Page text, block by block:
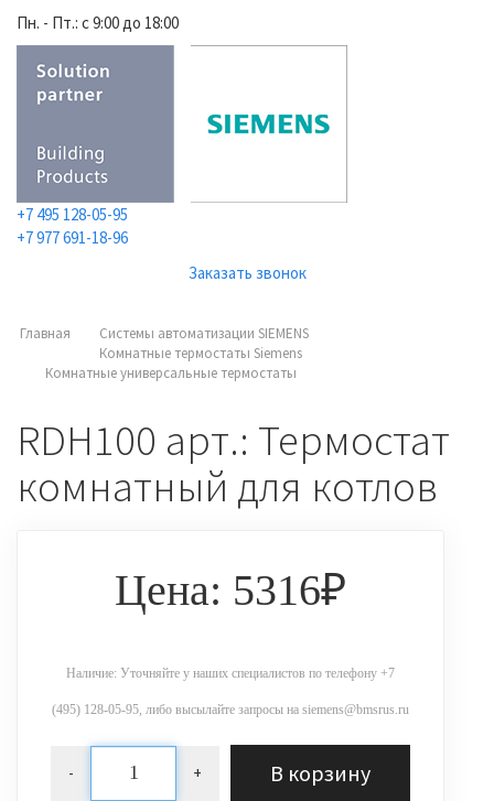
Пн. - Пт.: c 9:00 до 18:00
+7 495 128-05-95
+7 977 691-18-96
Заказать звонок
Главная
Системы автоматизации SIEMENS
Комнатные термостаты Siemens
Комнатные универсальные термостаты
RDH100 арт.: Термостат
комнатный для котлов
Цена: 5316₽
Наличие: Уточняйте у наших специалистов по телефону +7
(495) 128-05-95, либо высылайте запросы на siemens@bmsrus.ru
- + В корзину